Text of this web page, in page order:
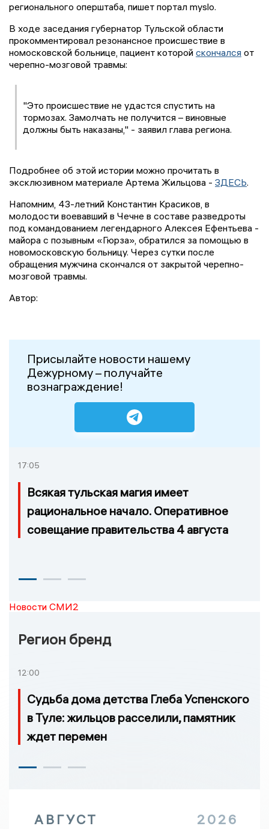
регионального оперштаба, пишет портал myslo.
В ходе заседания губернатор Тульской области
прокомментировал резонансное происшествие в
номосковской больнице, пациент которой скончался от
черепно-мозговой травмы:
"Это происшествие не удастся спустить на
тормозах. Замолчать не получится – виновные
должны быть наказаны," - заявил глава региона.
Подробнее об этой истории можно прочитать в
эксклюзивном материале Артема Жильцова - ЗДЕСЬ.
Напомним, 43-летний Константин Красиков, в
молодости воевавший в Чечне в составе разведроты
под командованием легендарного Алексея Ефентьева -
майора с позывным «Гюрза», обратился за помощью в
новомосковскую больницу. Через сутки после
обращения мужчина скончался от закрытой черепно-
мозговой травмы.
Автор:
Присылайте новости нашему
Дежурному – получайте
вознаграждение!
17:05
Всякая тульская магия имеет
рациональное начало. Оперативное
совещание правительства 4 августа
Новости СМИ2
Регион бренд
12:00
Судьба дома детства Глеба Успенского
в Туле: жильцов расселили, памятник
ждет перемен
АВГУСТ 2026